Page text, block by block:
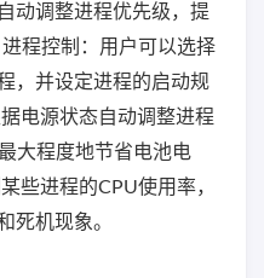
动调整进程优先级，提
程控制：用户可以选择
，并设定进程的启动规
电源状态自动调整进程
大程度地节省电池电
些进程的CPU使用率，
死机现象。